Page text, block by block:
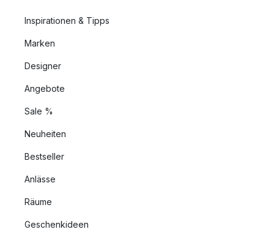
Inspirationen & Tipps
Marken
Designer
Angebote
Sale %
Neuheiten
Bestseller
Anlässe
Räume
Geschenkideen